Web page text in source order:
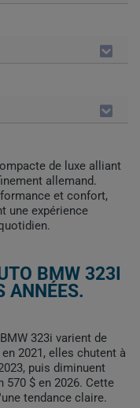
de luxe alliant
allemand.
et confort,
une expérience
BMW 323I
ANNÉES.
323i varient de
2021, elles chutent à
puis diminuent
570 $ en 2026. Cette
tendance claire.